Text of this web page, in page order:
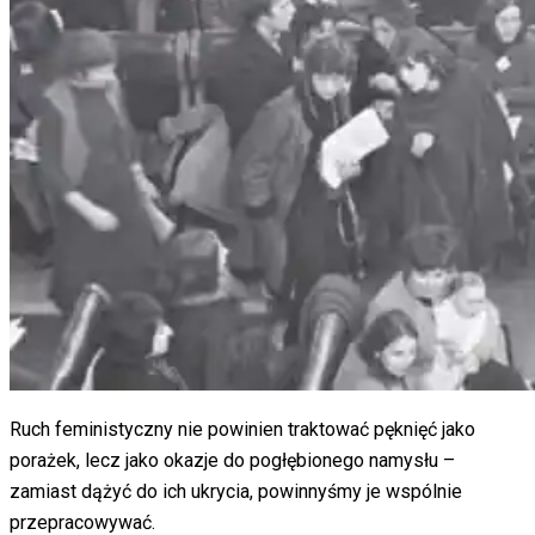
Ruch feministyczny nie powinien traktować pęknięć jako
porażek, lecz jako okazje do pogłębionego namysłu –
zamiast dążyć do ich ukrycia, powinnyśmy je wspólnie
przepracowywać.